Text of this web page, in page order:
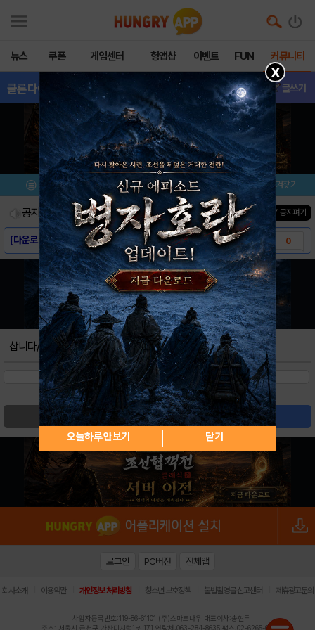
뉴스 쿠폰 게임센터 헝앱샵 이벤트 FUN 커뮤니티
클론다이크어드벤처 - 삽니다/팝니다 글쓰기
메뉴 이벤트/미션 설치/평가 즐겨찾기
공지사항 진행중인 이벤트0건 ▼ 공지펴기
[다운로드링크] - 클론다이크 어드벤처 0
[스크린샷] - 클론다이크 어드벤처
[게임소개] - 클론다이크 어드벤처
삽니다/팝니다
검색 글쓰기
X
오늘하루 안보기 닫기
로그인 PC버전 전체앱
회사소개 이용약관 개인정보 처리방침 청소년 보호정책 불법촬영물 신고센터 제휴광고문의
사업자등록번호:119-86-61101 (주)스마트나우 대표이사:송현두
주소: 서울시 금천구 가산디지털1로 171 연락처:063-284-8635 팩스:02-6265-0377